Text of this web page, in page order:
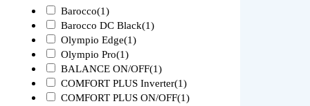
Barocco(1)
Barocco DC Black(1)
Olympio Edge(1)
Olympio Pro(1)
BALANCE ON/OFF(1)
COMFORT PLUS Inverter(1)
COMFORT PLUS ON/OFF(1)